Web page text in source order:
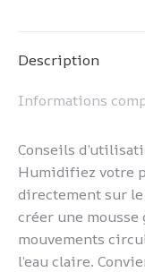
Description
Informations
Conseils
Humidifiez votre
directement sur
créer une mousse
mouvements
l’eau claire.